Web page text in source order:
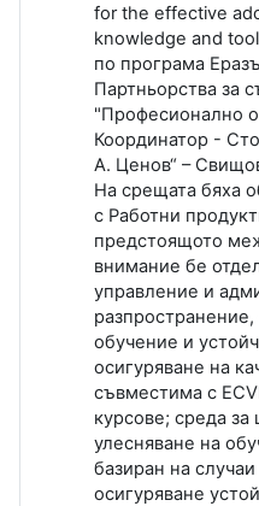
for the effective
knowledge and
по програма
Партньорства за
"Професионално
Координатор -
А. Ценов“ –
На срещата бяха
с Работни
предстоящото
внимание бе
управление и
обучение и
осигуряване на
съвместима с
курсове; среда
улесняване на
базиран на
осигуряване